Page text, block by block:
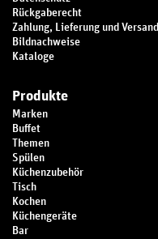
Rückgaberecht
Zahlung, Lieferung und Versand
Bildnachweise
Kataloge
Produkte
Marken
Buffet
Themen
Spülen
Küchenzubehör
Tisch
Kochen
Küchengeräte
Bar